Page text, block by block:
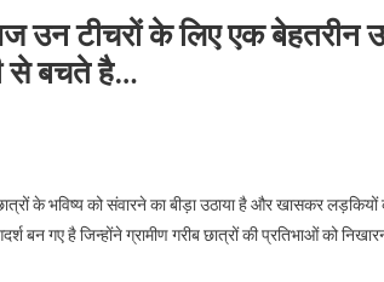
उन टीचरों के लिए एक बेहतरीन
से बचते है…
के भविष्य को संवारने का बीड़ा उठाया है और खासकर
गए है जिन्होंने ग्रामीण गरीब छात्रों की प्रतिभाओं को